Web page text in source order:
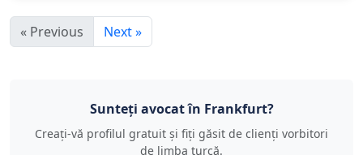
« Previous Next »
Sunteți avocat în Frankfurt?
Creați-vă profilul gratuit și fiți găsit de clienți vorbitori
de limba turcă.